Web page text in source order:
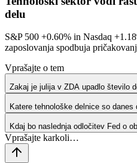
delu
S&P 500 +0.60% in Nasdaq
zaposlovanja spodbuja
Vprašajte o tem
Zakaj je julija v ZDA upadlo število
Katere tehnološke delnice so danes
Kdaj bo naslednja odločitev Fed o